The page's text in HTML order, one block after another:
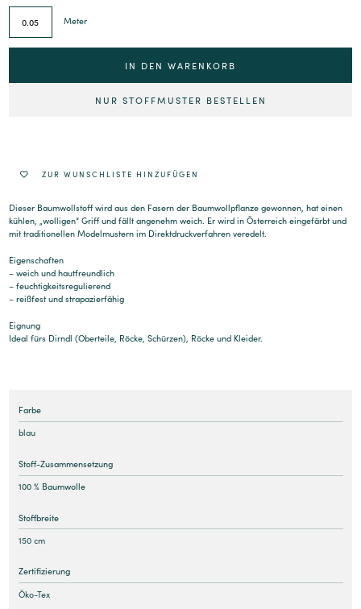
Meter
IN DEN WARENKORB
NUR STOFFMUSTER BESTELLEN
ZUR WUNSCHLISTE HINZUFÜGEN
Dieser Baumwollstoff wird aus den Fasern der Baumwollpflanze gewonnen, hat einen
kühlen, „wolligen“ Griff und fällt angenehm weich. Er wird in Österreich eingefärbt und
mit traditionellen Modelmustern im Direktdruckverfahren veredelt.
Eigenschaften
– weich und hautfreundlich
– feuchtigkeitsregulierend
– reißfest und strapazierfähig
Eignung
Ideal fürs Dirndl (Oberteile, Röcke, Schürzen), Röcke und Kleider.
Farbe
blau
Stoff-Zusammensetzung
100 % Baumwolle
Stoffbreite
150 cm
Zertifizierung
Öko-Tex